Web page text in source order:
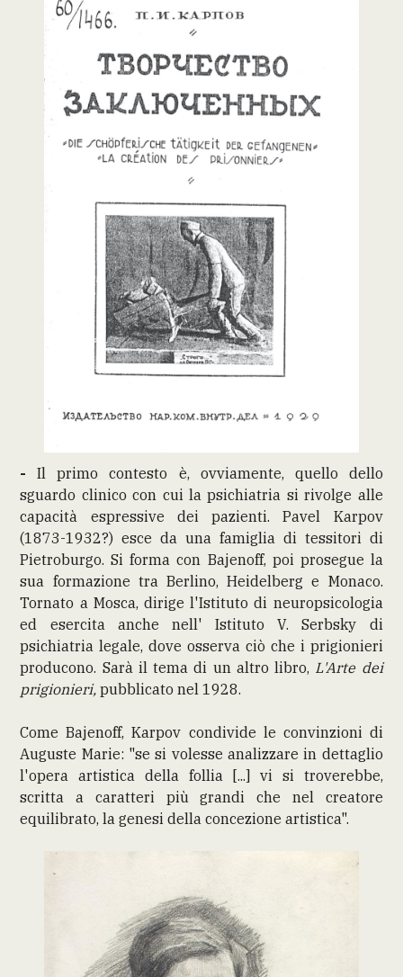
- Il primo contesto è, ovviamente, quello dello
sguardo clinico con cui la psichiatria si rivolge alle
capacità espressive dei pazienti. Pavel Karpov
(1873-1932?) esce da una famiglia di tessitori di
Pietroburgo. Si forma con Bajenoff, poi prosegue la
sua formazione tra Berlino, Heidelberg e Monaco.
Tornato a Mosca, dirige l'Istituto di neuropsicologia
ed esercita anche nell' Istituto V. Serbsky di
psichiatria legale, dove osserva ciò che i prigionieri
producono. Sarà il tema di un altro libro, L'Arte dei
prigionieri, pubblicato nel 1928.
Come Bajenoff, Karpov condivide le convinzioni di
Auguste Marie: "se si volesse analizzare in dettaglio
l'opera artistica della follia [...] vi si troverebbe,
scritta a caratteri più grandi che nel creatore
equilibrato, la genesi della concezione artistica".